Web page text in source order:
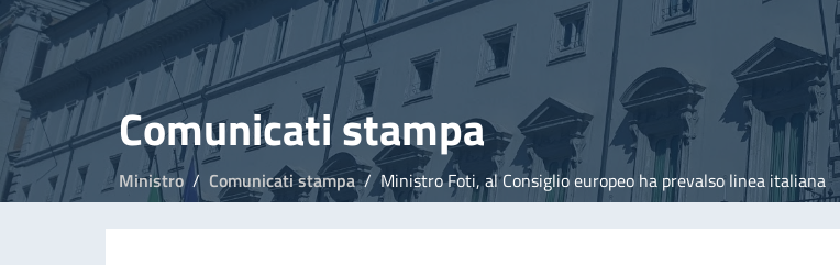
Comunicati stampa
Ministro Comunicati stampa Ministro Foti, al Consiglio europeo ha prevalso linea italiana